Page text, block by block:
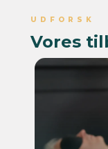
UDFORSK
Vores